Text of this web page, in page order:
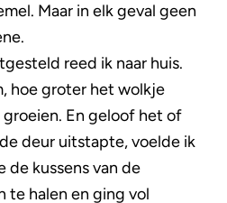
Maar in elk geval geen
reed ik naar huis.
hoe groter het wolkje
En geloof het of
deur uitstapte, voelde ik
de kussens van de
te halen en ging vol